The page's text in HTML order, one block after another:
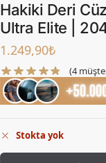
Hakiki Deri
Ultra Elite |
1.249,90₺
(4
Stokta yok